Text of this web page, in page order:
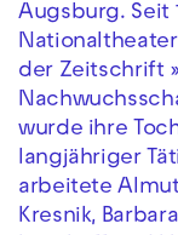
Augsburg. Seit
der Zeitschrift
wurde ihre
langjähriger
arbeitete
Kresnik,